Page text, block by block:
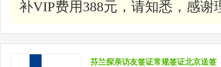
补VIP费用388元，请知悉，感谢
芬兰探亲访友签证常规签证北京送签